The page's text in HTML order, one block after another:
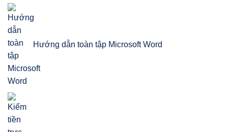
Hướng dẫn toàn tập Microsoft Word